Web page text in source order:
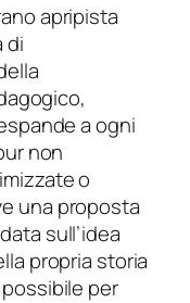
apripista
di
a ogni
non
o
una proposta
sull’idea
propria storia
per